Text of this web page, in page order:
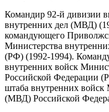
Командир 92-й дивизии
внутренних дел (МВД)
командующего
Министерства
(РФ) (1992-1994).
внутренних войск
Российской Федерации
штаба внутренних войск
(МВД) Российской